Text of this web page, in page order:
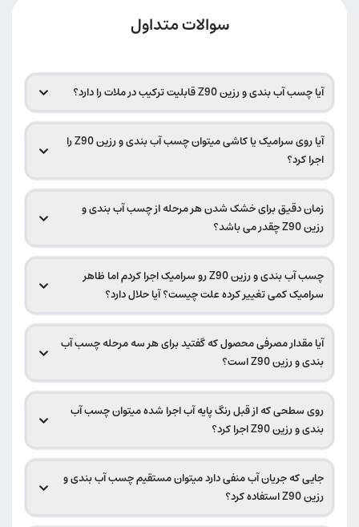
سوالات متداول
آیا چسب آب بندی و رزین Z90 قابلیت ترکیب در ملات را دارد؟
آیا روی سرامیک یا کاشی میتوان چسب آب بندی و رزین Z90 را
اجرا کرد؟
زمان دقیق برای خشک شدن هر مرحله از چسب آب بندی و
رزین Z90 چقدر می باشد؟
چسب آب بندی و رزین Z90 رو سرامیک اجرا کردم اما ظاهر
سرامیک کمی تغییر کرده علت چیست؟ آیا حلال دارد؟
آیا مقدار مصرفی محصول که گفتید برای هر سه مرحله چسب آب
بندی و رزین Z90 است؟
روی سطحی که از قبل رنگ پایه آب اجرا شده میتوان چسب آب
بندی و رزین Z90 اجرا کرد؟
جایی که جریان آب منفی دارد میتوان مستقیم چسب آب بندی و
رزین Z90 استفاده کرد؟